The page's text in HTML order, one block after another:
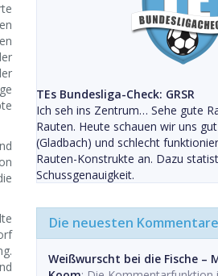
TEs Bundesliga-Check: GRSR
Ich seh ins Zentrum… Sehe gute
Rauten. Heute schauen wir uns
(Gladbach) und schlecht
Rauten-Konstrukte an. Dazu
Schussgenauigkeit.
Die neuesten Kommentare
Weißwurscht bei die Fische –